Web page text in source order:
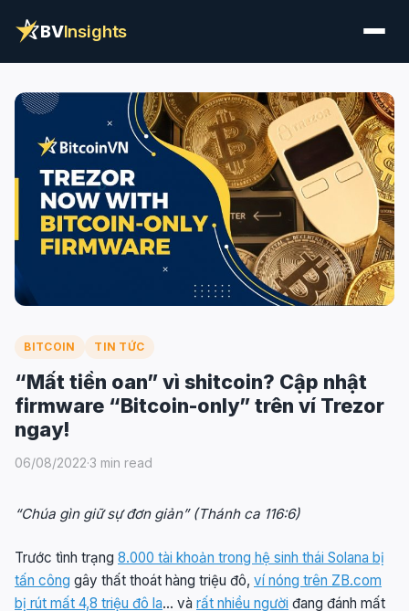
BVInsights
BITCOIN TIN TỨC
“Mất tiền oan” vì shitcoin? Cập nhật
firmware “Bitcoin-only” trên ví Trezor
ngay!
06/08/2022·3 min read
“Chúa gìn giữ sự đơn giản” (Thánh ca 116:6)
Trước tình trạng 8.000 tài khoản trong hệ sinh thái Solana bị
tấn công gây thất thoát hàng triệu đô, ví nóng trên ZB.com
bị rút mất 4,8 triệu đô la… và rất nhiều người đang đánh mất